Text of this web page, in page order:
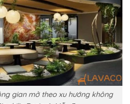
gian mở theo xu hướng không